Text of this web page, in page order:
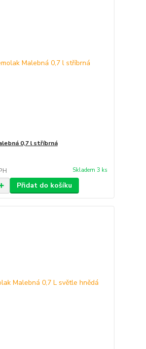
0,7 l stříbrná
Skladem 3 ks
Přidat do košíku